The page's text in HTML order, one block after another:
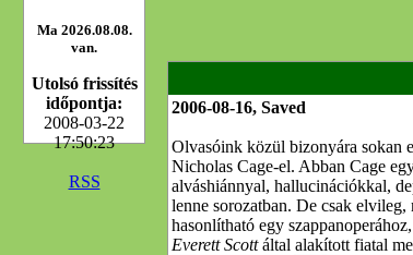
Ma 2026.08.08.
van.
Utolsó frissítés
időpontja:
2008-03-22
17:50:23
RSS
2006-08-16, Saved
Olvasóink közül bizonyára sokan
Nicholas Cage-el. Abban Cage
alváshiánnyal, hallucinációkkal,
lenne sorozatban. De csak
hasonlítható egy
Everett Scottáltal alakított fiatal